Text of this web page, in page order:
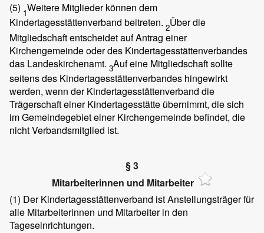
(5) 1Weitere Mitglieder können dem
Kindertagesstättenverband beitreten. 2Über die
Mitgliedschaft entscheidet auf Antrag einer
Kirchengemeinde oder des Kindertagesstättenverbandes
das Landeskirchenamt. 3Auf eine Mitgliedschaft sollte
seitens des Kindertagesstättenverbandes hingewirkt
werden, wenn der Kindertagesstättenverband die
Trägerschaft einer Kindertagesstätte übernimmt, die sich
im Gemeindegebiet einer Kirchengemeinde befindet, die
nicht Verbandsmitglied ist.
§ 3
Mitarbeiterinnen und Mitarbeiter
(1) Der Kindertagesstättenverband ist Anstellungsträger für
alle Mitarbeiterinnen und Mitarbeiter in den
Tageseinrichtungen.